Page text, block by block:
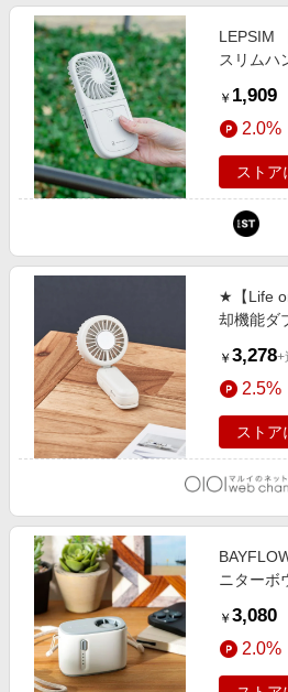
コスメ・健康・医薬品
キッズ・ベビー用品
家電・PC・スマホ・カメラ
エンタメ
スポーツ・アウトドア・ゴルフ
インテリア・寝具
旅行・レジャー・ホテル予約
金融・マネー・保険
デジタルコンテンツ
ビジネス・その他サービス
新着ストアのご紹介
電子書籍特集
楽天ペイ導入ストア
楽天サービス特集
旅行特集
わくわく夏特集
Apple公式サイト×楽天カード分割払い
Qoo10メガポ
Samsung ボーナスキャンペーン
週末の高還元 夏の長期版
楽天IDでログイン/会員登録
LEPSIM
スリムハ
670325
（旧ドッ
￥ 1,909
2.0%
ストア
★【Life
却機能ダ
￥ 3,278+
2.5%
ストア
ニターボ
トブルー
ST アン
ティ）
￥ 3,080
2.0%